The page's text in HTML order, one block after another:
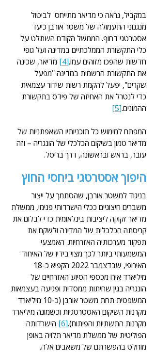
במקביל, נראה כי מדיאר מתייחס  לביטול
מנגנוני התעמולה של משטר אורבן כיעד
אסטרטגי דחוף. הממשל הקודם השתלט על
כלי התקשורת הממלכתיים במדינה ועל גופי
חדשות שהפכו מזוהים עמו.[4]
מדיאר, שכינה
את התקשורת הרשמית במדינה "מפעל
שקרים", יפעל להקמת רשות שידור עצמאית
כדי לנטרל את האחיזה של פידס בתקשורת
ההמונים.[5]
המפתח למימוש כל תוכניותיו השאפתניות של
מדיאר טמון בשיקום הכלכלי של הונגריה – וזה
עובר, בראש ובראשונה, דרך בריסל.
היפוך אסטרטגי ביחסי החוץ
בניגוד למשטר אורבן, שהסתמך על ייצור
משברים חיצוניים ככלי הישרדותי פנימי, ממשלת
מדיאר זקוקה ליציבות בינלאומית כדי לבלום את
קריסתה הכלכלית של המדינה ולשקם את
תפקוד מערכותיה האזרחיות. האמצעי
המשמעותי ביותר לכך מצוי בידיו של האיחוד
מיליארד אירו מכספי הסיוע האזרחיים של
הונגריה בגין שחיתות ממסדית ופגיעה בעצמאות
המשפטית תחת משטר אורבן (כ-10 מיליארד
מקרנות השיקום האסטרטגיות וכשמונה מיליארד
מקרנות התשתיות והפיתוח).[6]
הישרדותה
הפוליטית של ממשלת מדיאר תלויה באופן
מוחלט בהפשרתם של משאבים אלה.